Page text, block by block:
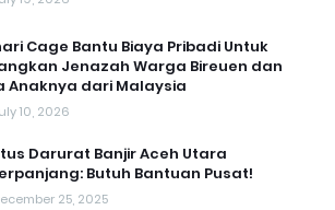
Cage Bantu Biaya Pribadi Untuk
Jenazah Warga Bireuen dan
Anaknya dari Malaysia
10, 2026
Darurat Banjir Aceh Utara
Butuh Bantuan Pusat!
25, 2025